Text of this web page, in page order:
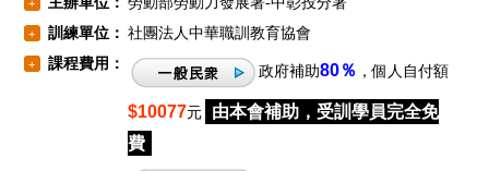
+
+ 訓練單位： 社團法人中華職訓教育協會
+ 課程費用： 政府補助80％ ，個人自付額
$10077元
由本會補助，受訓學員完全免
費